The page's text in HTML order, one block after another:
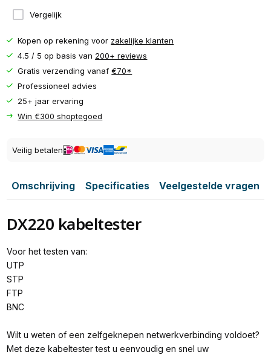
Vergelijk
Kopen op rekening voor zakelijke klanten
4.5 / 5 op basis van 200+ reviews
Gratis verzending vanaf€70*
Professioneel advies
25+ jaar ervaring
Win €300 shoptegoed
Veilig betalen
Omschrijving Specificaties Veelgestelde vragen
DX220 kabeltester
Voor het testen van:
UTP
STP
FTP
BNC
Wilt u weten of een zelfgeknepen netwerkverbinding voldoet?
Met deze kabeltester test u eenvoudig en snel uw